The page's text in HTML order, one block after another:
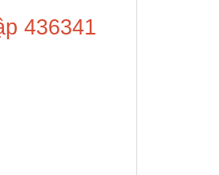
436341